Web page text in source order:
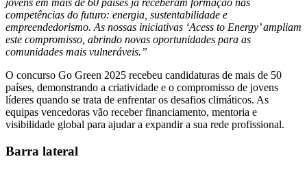
competências do futuro: energia, sustentabilidade e
empreendedorismo. As nossas iniciativas ‘Acess to Energy’ ampliam
este compromisso, abrindo novas oportunidades para as
comunidades mais vulneráveis.”
O concurso Go Green 2025 recebeu candidaturas de mais de 50
países, demonstrando a criatividade e o compromisso de jovens
líderes quando se trata de enfrentar os desafios climáticos. As
equipas vencedoras vão receber financiamento, mentoria e
visibilidade global para ajudar a expandir a sua rede profissional.
Barra lateral